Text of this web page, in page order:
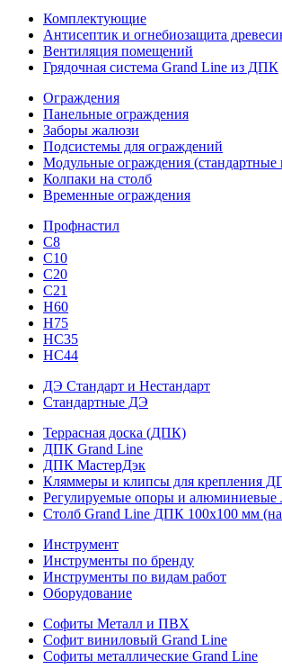
Комплектующие
Антисептик и огнебиозащита
Вентиляция помещений
Грядочная система Grand Line из ДПК
Ограждения
Панельные ограждения
Заборы жалюзи
Подсистемы для ограждений
Модульные ограждения (стандартные
Колпаки на столб
Временные ограждения
Профнастил
С8
С10
С20
С21
H60
H75
HС35
НС44
ДЭ Стандарт и Нестандарт
Стандартные ДЭ
Террасная доска (ДПК)
ДПК Grand Line
ДПК МастерДэк
Кляммеры и клипсы для крепления
Регулируемые опоры и алюминиевые
Столб Grand Line ДПК 100х100 мм (на
Инструмент
Инструменты по бренду
Инструменты по видам работ
Оборудование
Софиты Металл и ПВХ
Софит виниловый Grand Line
Софиты металлические Grand Line